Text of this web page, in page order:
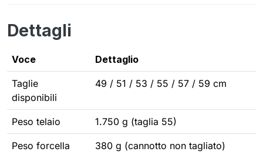
Dettagli
Voce Dettaglio
Taglie
disponibili
49 / 51 / 53 / 55 / 57 / 59 cm
Peso telaio 1.750 g (taglia 55)
Peso forcella 380 g (cannotto non tagliato)